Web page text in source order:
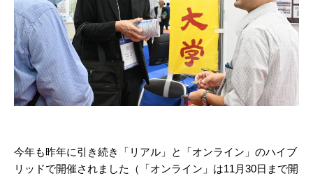
今年も昨年に引き続き「リアル」と「オンライン」のハイブ
リッドで開催されました（「オンライン」は11月30日まで開